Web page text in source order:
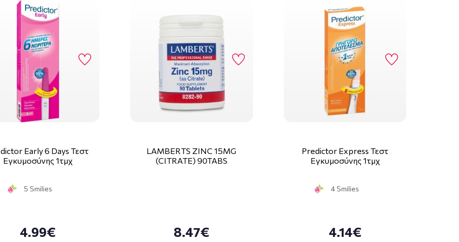
Early 6 Days Τεστ
Εγκυμοσύνης 1τμχ
5 Smilies
4.99€
LAMBERTS ZINC 15MG
(CITRATE) 90TABS
8.47€
Predictor Express Τεστ
Εγκυμοσύνης 1τμχ
4 Smilies
4.14€